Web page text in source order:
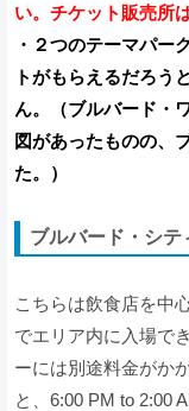
い。チケット販売所
・２つのテーマパー
トがもらえるだろう
ん。（ブルバード・
図があったものの、
た。）
ブルバード・シ
こちらは飲食店を中
でエリア内に入場で
ーには別途料金がか
と、6:00 PM to 2:00